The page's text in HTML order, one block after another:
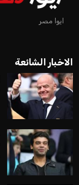
ايوا مصر
الاخبار الشائعة